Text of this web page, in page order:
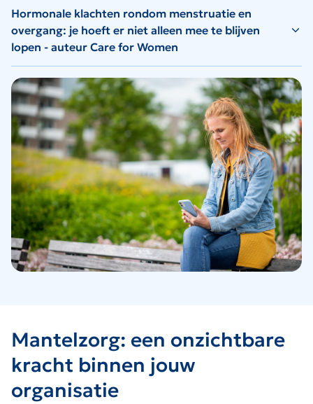
Hormonale klachten rondom menstruatie en
overgang: je hoeft er niet alleen mee te blijven
lopen - auteur Care for Women
Mantelzorg: een onzichtbare
kracht binnen jouw
organisatie